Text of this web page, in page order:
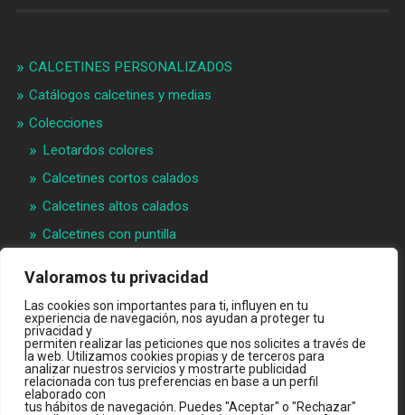
Valoramos tu privacidad
Las cookies son importantes para ti, influyen en tu
experiencia de navegación, nos ayudan a proteger tu
privacidad y
permiten realizar las peticiones que nos solicites a través de
la web. Utilizamos cookies propias y de terceros para
analizar nuestros servicios y mostrarte publicidad
relacionada con tus preferencias en base a un perfil
elaborado con
tus hábitos de navegación. Puedes "Aceptar" o "Rechazar"
CALCETINES PERSONALIZADOS
Catálogos calcetines y medias
Colecciones
Leotardos colores
Calcetines cortos calados
Calcetines altos calados
Calcetines con puntilla
Materias primeras
Videos
Quiénes somos
Contacto
INTRANET B2B